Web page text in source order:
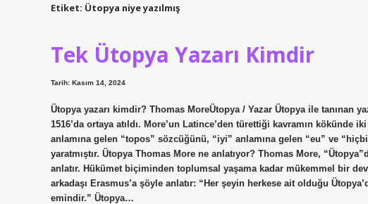
Etiket: Ütopya niye yazılmış
Tek Ütopya Yazarı Kimdir
Tarih: Kasım 14, 2024
Ütopya yazarı kimdir? Thomas MoreÜtopya / Yazar Ütopya ile tanınan
1516’da ortaya atıldı. More’un Latince’den türettiği kavramın kökünde
anlamına gelen “topos” sözcüğünü, “iyi” anlamına gelen “eu” ve
yaratmıştır. Ütopya Thomas More ne anlatıyor? Thomas More,
anlatır. Hükümet biçiminden toplumsal yaşama kadar mükemmel bir
arkadaşı Erasmus’a şöyle anlatır: “Her şeyin herkese ait olduğu
emindir.” Ütopya…